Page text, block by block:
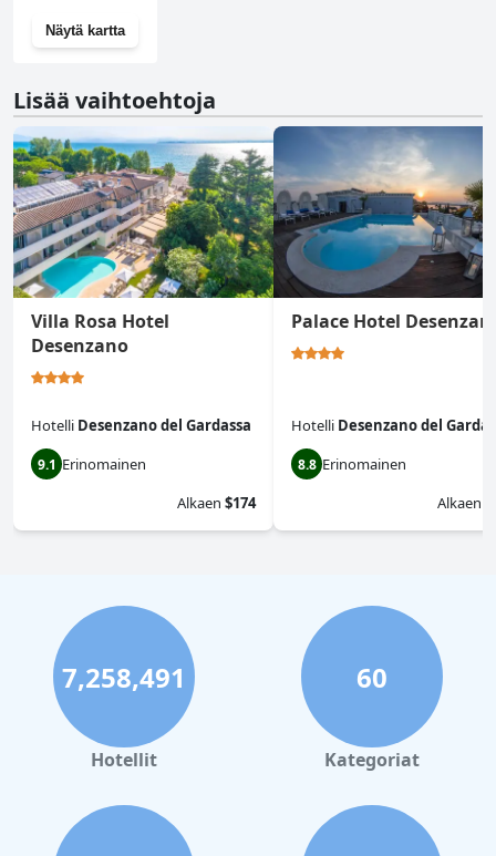
Näytä kartta
Lisää vaihtoehtoja
Villa Rosa Hotel
Desenzano
Hotelli Desenzano del Gardassa
9.1 Erinomainen
Alkaen $174
Palace Hotel
Hotelli Desenzano del
8.8 Erinomainen
Alkaen
7,258,491
Hotellit
60
Kategoriat